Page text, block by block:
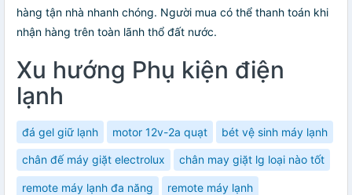
hàng tận nhà nhanh chóng. Người mua có thể thanh toán khi
nhận hàng trên toàn lãnh thổ đất nước.
Xu hướng Phụ kiện điện
lạnh
đá gel giữ lạnh motor 12v-2a quạt bét vệ sinh máy lạnh
chân đế máy giặt electrolux chân may giặt lg loại nào tốt
remote máy lạnh đa năng remote máy lạnh